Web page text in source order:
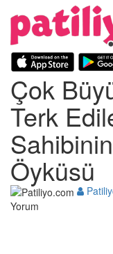
Çok
Terk
Öyküsü
Yorum